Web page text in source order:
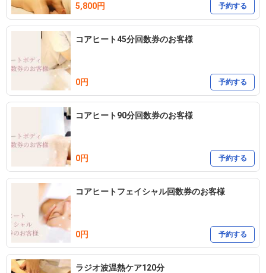
5,800円 予約する
コアヒート45分回数券のお客様
0円 予約する
コアヒート90分回数券のお客様
0円 予約する
コアヒートフェイシャル回数券のお客様
0円 予約する
ラジオ波温熱ケア120分